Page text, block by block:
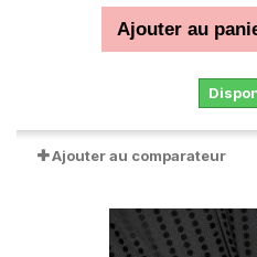
Ajouter au
Ajouter au comparateur